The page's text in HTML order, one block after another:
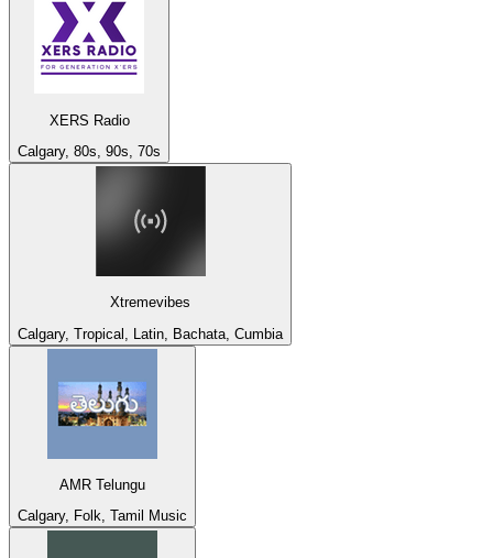
XERS Radio
Calgary, 80s, 90s, 70s
Xtremevibes
Calgary, Tropical, Latin, Bachata, Cumbia
AMR Telungu
Calgary, Folk, Tamil Music